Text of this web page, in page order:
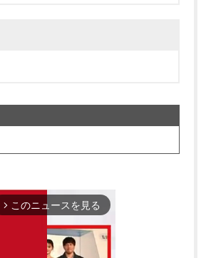
arrow_forward_ios このニュースを見る